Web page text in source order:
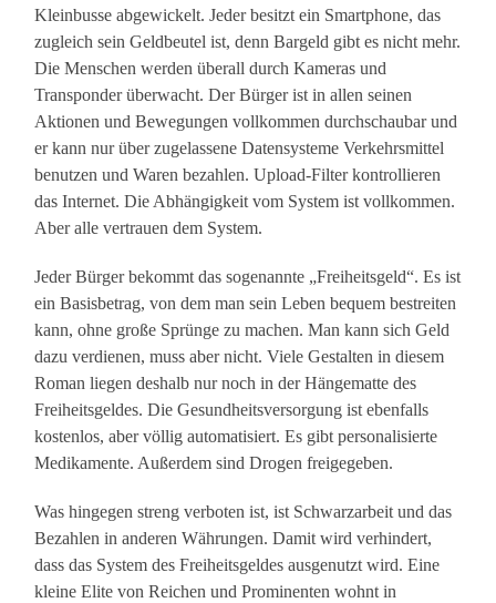
Kleinbusse abgewickelt. Jeder besitzt ein Smartphone, das
zugleich sein Geldbeutel ist, denn Bargeld gibt es nicht mehr.
Die Menschen werden überall durch Kameras und
Transponder überwacht. Der Bürger ist in allen seinen
Aktionen und Bewegungen vollkommen durchschaubar und
er kann nur über zugelassene Datensysteme Verkehrsmittel
benutzen und Waren bezahlen. Upload-Filter kontrollieren
das Internet. Die Abhängigkeit vom System ist vollkommen.
Aber alle vertrauen dem System.
Jeder Bürger bekommt das sogenannte „Freiheitsgeld“. Es ist
ein Basisbetrag, von dem man sein Leben bequem bestreiten
kann, ohne große Sprünge zu machen. Man kann sich Geld
dazu verdienen, muss aber nicht. Viele Gestalten in diesem
Roman liegen deshalb nur noch in der Hängematte des
Freiheitsgeldes. Die Gesundheitsversorgung ist ebenfalls
kostenlos, aber völlig automatisiert. Es gibt personalisierte
Medikamente. Außerdem sind Drogen freigegeben.
Was hingegen streng verboten ist, ist Schwarzarbeit und das
Bezahlen in anderen Währungen. Damit wird verhindert,
dass das System des Freiheitsgeldes ausgenutzt wird. Eine
kleine Elite von Reichen und Prominenten wohnt in